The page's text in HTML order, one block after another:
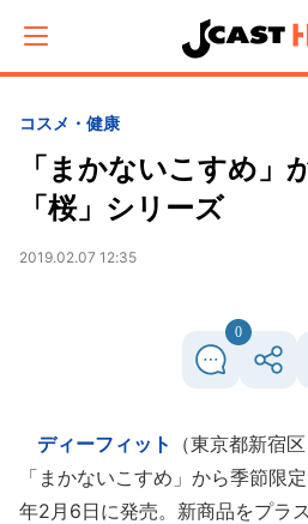
コスメ・健康
「まかないこすめ」
「桜」シリーズ
2019.02.07 12:35
0
ディーフィット
（東京都新宿
「まかないこすめ」から季節限
年2月6日に発売。新商品をプラ